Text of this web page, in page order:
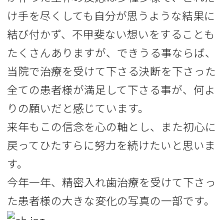
け手を尽くしても自分が思うような結果に
結び付かず、不甲斐ない想いをすることも
たくさんありますが、できうる事ならば、
当院で治療を受けて下さる決断を下さった
全ての患者様が満足して下さる事が、何よ
りの願いだと感じています。
来年もこの信念を心の軸とし、また初心に
戻ってひたすらに努力を続けたいと思いま
す。
今年一年、精密入れ歯治療を受けて下さっ
た患者様の大きな変化の写真の一部です。